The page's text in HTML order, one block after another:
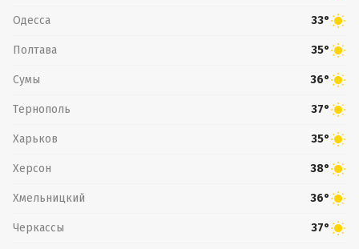
Одесса 33°
Полтава 35°
Сумы 36°
Тернополь 37°
Харьков 35°
Херсон 38°
Хмельницкий 36°
Черкассы 37°